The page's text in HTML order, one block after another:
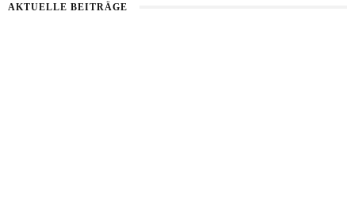
AKTUELLE BEITRÄGE